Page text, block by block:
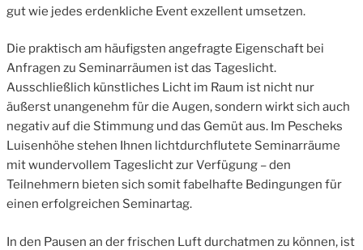
gut wie jedes erdenkliche Event exzellent umsetzen.
Die praktisch am häufigsten angefragte Eigenschaft bei
Anfragen zu Seminarräumen ist das Tageslicht.
Ausschließlich künstliches Licht im Raum ist nicht nur
äußerst unangenehm für die Augen, sondern wirkt sich auch
negativ auf die Stimmung und das Gemüt aus. Im Pescheks
Luisenhöhe stehen Ihnen lichtdurchflutete Seminarräume
mit wundervollem Tageslicht zur Verfügung – den
Teilnehmern bieten sich somit fabelhafte Bedingungen für
einen erfolgreichen Seminartag.
In den Pausen an der frischen Luft durchatmen zu können, ist